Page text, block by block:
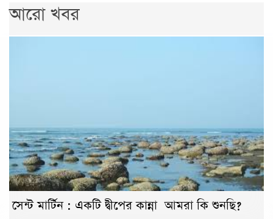
আরো খবর
সেন্ট মার্টিন : একটি দ্বীপের কান্না আমরা কি শুনছি?